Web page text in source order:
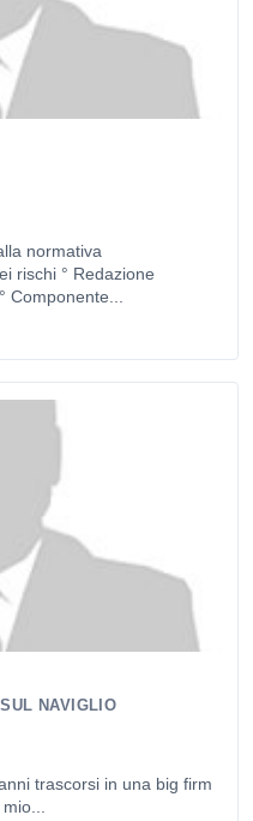
normativa
rischi ° Redazione
Componente...
NAVIGLIO
trascorsi in una big firm